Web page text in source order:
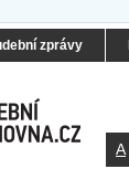
zprávy
A